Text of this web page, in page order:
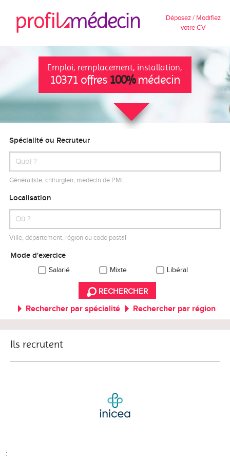
Déposez / Modifiez
votre CV
Emploi, remplacement, installation,
10371 offres 100%médecin
Spécialité ou Recruteur
Généraliste, chirurgien, médecin de PMI…
Localisation
Ville, département, région ou code postal
Mode d'exercice
Salarié Mixte Libéral
RECHERCHER
Rechercher par spécialité Rechercher par région
Ils recrutent